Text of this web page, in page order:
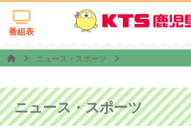
番組表
ニュース・スポーツ
ニュース・スポーツ